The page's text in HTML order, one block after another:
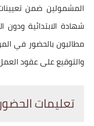
المشمولين ضمن
شهادة الابتدائية ودون
مطالبون بالحضور في
والتوقيع على عقود
تعليمات